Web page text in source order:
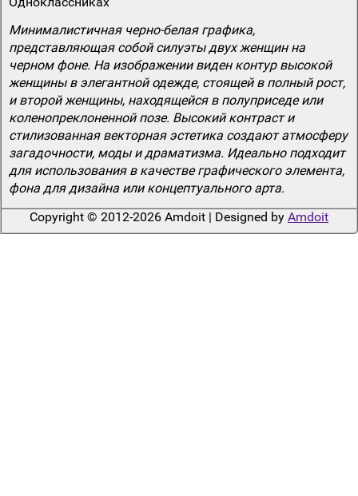
Минималистичная черно-белая графика,
представляющая собой силуэты двух женщин на
черном фоне. На изображении виден контур высокой
женщины в элегантной одежде, стоящей в полный рост,
и второй женщины, находящейся в полуприседе или
коленопреклоненной позе. Высокий контраст и
стилизованная векторная эстетика создают атмосферу
загадочности, моды и драматизма. Идеально подходит
для использования в качестве графического элемента,
фона для дизайна или концептуального арта.
Copyright © 2012-2026 Amdoit | Designed by Amdoit